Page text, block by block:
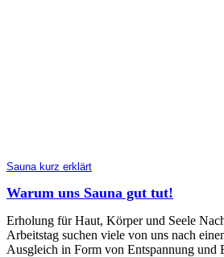
Sauna kurz erklärt
Warum uns Sauna gut tut!
Erholung für Haut, Körper und Seele
Arbeitstag suchen viele von uns nach
Ausgleich in Form von Entspannung